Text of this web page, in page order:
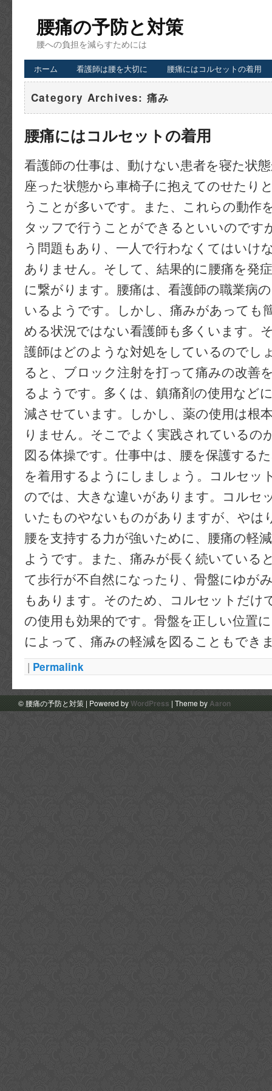
腰痛の予防と対策
腰への負担を減らすためには
ホーム 看護師は腰を大切に 腰痛にはコルセットの着用
Category Archives: 痛み
腰痛にはコルセットの着用
看護師の仕事は、動けない患者を寝た状
座った状態から車椅子に抱えてのせたり
うことが多いです。また、これらの動作
タッフで行うことができるといいのです
う問題もあり、一人で行わなくてはいけ
ありません。そして、結果的に腰痛を発
に繋がります。腰痛は、看護師の職業病
いるようです。しかし、痛みがあっても
める状況ではない看護師も多くいます。
護師はどのような対処をしているのでし
ると、ブロック注射を打って痛みの改善
るようです。多くは、鎮痛剤の使用など
減させています。しかし、薬の使用は根
りません。そこでよく実践されているの
図る体操です。仕事中は、腰を保護する
を着用するようにしましょう。コルセッ
のでは、大きな違いがあります。コルセ
いたものやないものがありますが、やは
腰を支持する力が強いために、腰痛の軽
ようです。また、痛みが長く続いている
て歩行が不自然になったり、骨盤にゆが
もあります。そのため、コルセットだけ
の使用も効果的です。骨盤を正しい位置
によって、痛みの軽減を図ることもでき
| Permalink
© 腰痛の予防と対策 | Powered byWordPress | Theme byAaron